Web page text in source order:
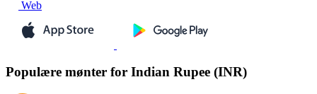
Web
Populære mønter for Indian Rupee (INR)